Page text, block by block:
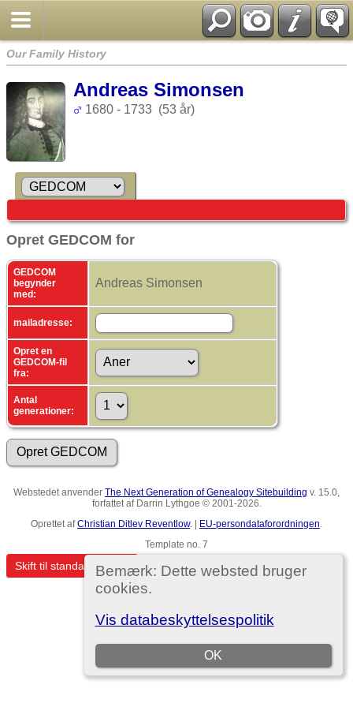
Our Family History
Bemærk: Dette websted bruger
cookies.
Vis databeskyttelsespolitik
OK
Andreas Simonsen
1680 - 1733 (53 år)
Opret GEDCOM for
GEDCOM
begynder
med:
Andreas Simonsen
mailadresse:
Opret en
GEDCOM-fil
fra:
Antal
generationer:
Webstedet anvender The Next Generation of Genealogy Sitebuilding v. 15.0,
forfattet af Darrin Lythgoe © 2001-2026.
Oprettet afChristian Ditlev Reventlow. | EU-persondataforordningen
Template no. 7
Skift til standardvisning